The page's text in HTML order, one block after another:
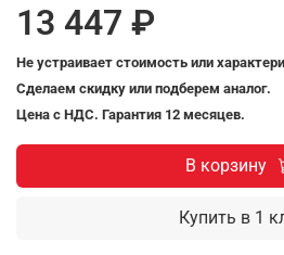
13 447 ₽
Не устраивает стоимость или
Сделаем скидку или подберем аналог.
Цена с НДС. Гарантия 12 месяцев.
В корзину
Купить в 1